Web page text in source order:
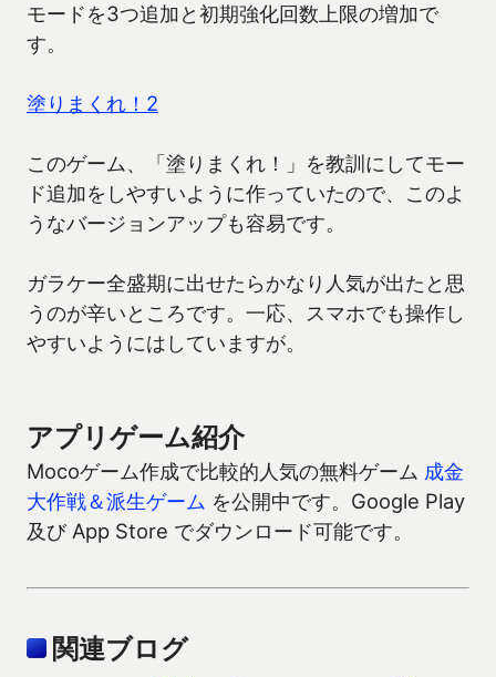
モードを3つ追加と初期強化回数上限の増加で
す。
塗りまくれ！2
このゲーム、「塗りまくれ！」を教訓にしてモー
ド追加をしやすいように作っていたので、このよ
うなバージョンアップも容易です。
ガラケー全盛期に出せたらかなり人気が出たと思
うのが辛いところです。一応、スマホでも操作し
やすいようにはしていますが。
アプリゲーム紹介
Mocoゲーム作成で比較的人気の無料ゲーム 成金
大作戦＆派生ゲーム を公開中です。Google Play
及び App Store でダウンロード可能です。
関連ブログ